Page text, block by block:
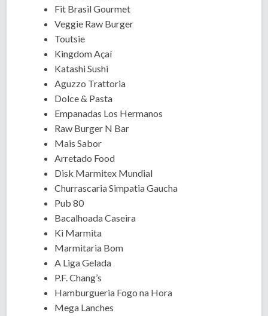
Fit Brasil Gourmet
Veggie Raw Burger
Toutsie
Kingdom Açaí
Katashi Sushi
Aguzzo Trattoria
Dolce & Pasta
Empanadas Los Hermanos
Raw Burger N Bar
Mais Sabor
Arretado Food
Disk Marmitex Mundial
Churrascaria Simpatia Gaucha
Pub 80
Bacalhoada Caseira
Ki Marmita
Marmitaria Bom
A Liga Gelada
P.F. Chang’s
Hamburgueria Fogo na Hora
Mega Lanches